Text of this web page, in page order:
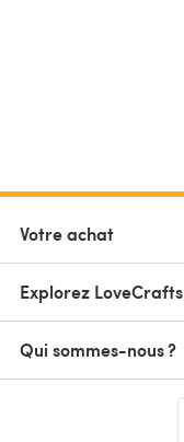
Votre achat
Explorez LoveCrafts
Qui sommes-nous ?